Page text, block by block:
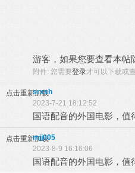
游客，如果您要查看本帖
附件: 您需要登录才可以下载或
点击重新加载
srxsh
2023-7-21 18:12:52
国语配音的外国电影，值
点击重新加载
mjj005
2023-8-9 16:16:06
国语配音的外国电影，值